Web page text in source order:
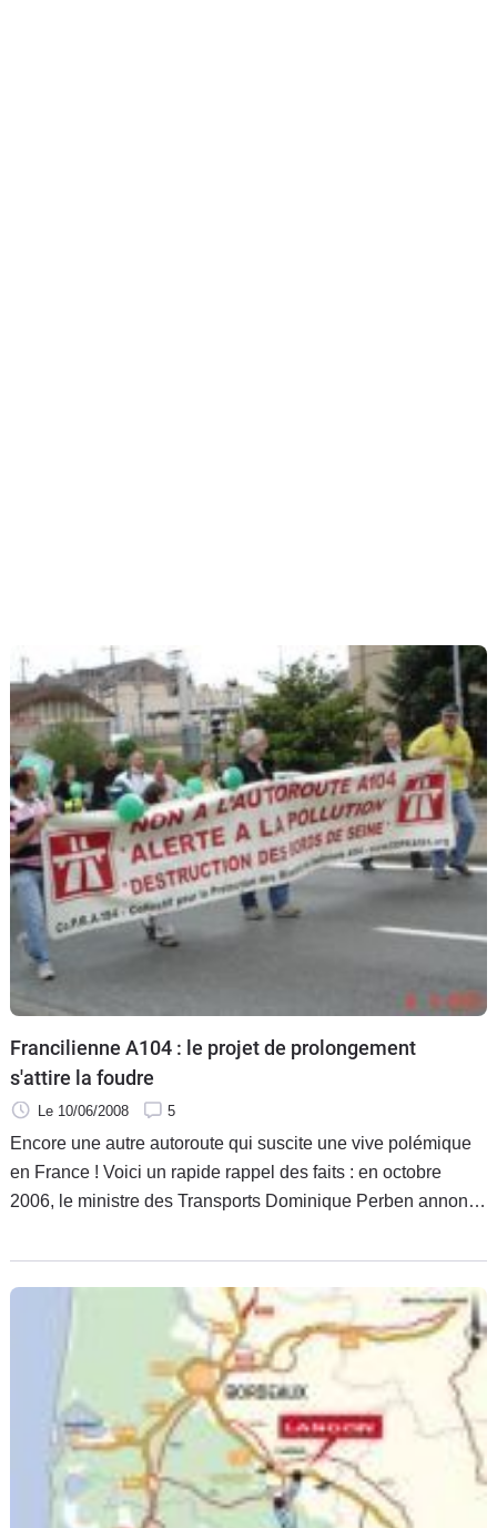
Francilienne A104 : le projet de prolongement
s'attire la foudre
Le 10/06/2008 5
Encore une autre autoroute qui suscite une vive polémique
en France ! Voici un rapide rappel des faits : en octobre
2006, le ministre des Transports Dominique Perben annonce
(Val